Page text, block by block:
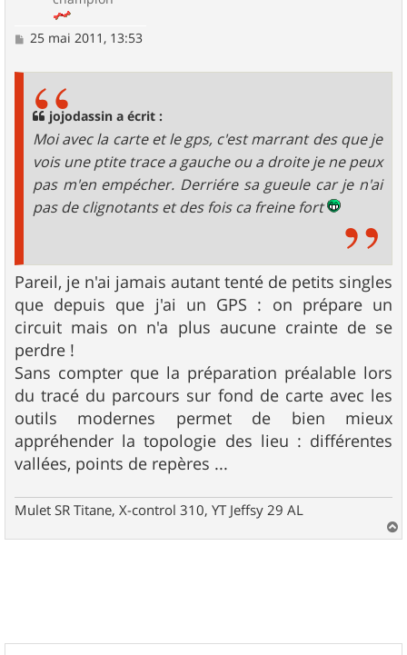
M
25 mai 2011, 13:53
jojodassin a écrit :
Moi avec la carte et le gps, c'est marrant des que je
vois une ptite trace a gauche ou a droite je ne peux
pas m'en empécher. Derriére sa gueule car je n'ai
pas de clignotants et des fois ca freine fort
Pareil, je n'ai jamais autant tenté de petits singles
que depuis que j'ai un GPS : on prépare un
circuit mais on n'a plus aucune crainte de se
perdre !
Sans compter que la préparation préalable lors
du tracé du parcours sur fond de carte avec les
outils modernes permet de bien mieux
appréhender la topologie des lieu : différentes
vallées, points de repères ...
Mulet SR Titane, X-control 310, YT Jeffsy 29 AL
a